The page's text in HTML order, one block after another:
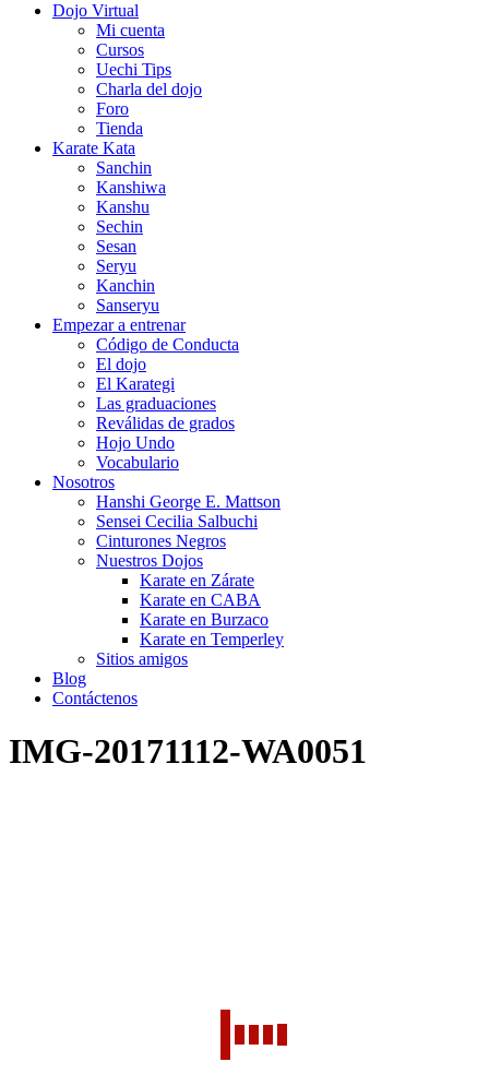
Dojo Virtual
Mi cuenta
Cursos
Uechi Tips
Charla del dojo
Foro
Tienda
Karate Kata
Sanchin
Kanshiwa
Kanshu
Sechin
Sesan
Seryu
Kanchin
Sanseryu
Empezar a entrenar
Código de Conducta
El dojo
El Karategi
Las graduaciones
Reválidas de grados
Hojo Undo
Vocabulario
Nosotros
Hanshi George E. Mattson
Sensei Cecilia Salbuchi
Cinturones Negros
Nuestros Dojos
Karate en Zárate
Karate en CABA
Karate en Burzaco
Karate en Temperley
Sitios amigos
Blog
Contáctenos
IMG-20171112-WA0051